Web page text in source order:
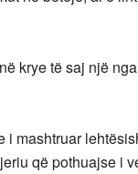
krye të saj një
i mashtruar
që pothuajse i